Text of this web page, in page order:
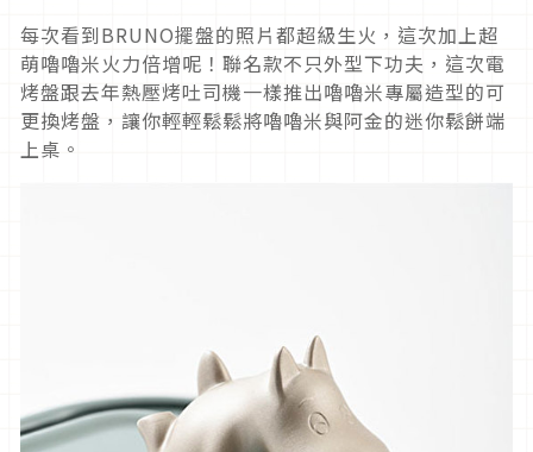
每次看到BRUNO擺盤的照片都超級生火，這次加上超
萌嚕嚕米火力倍增呢！聯名款不只外型下功夫，這次電
烤盤跟去年熱壓烤吐司機一樣推出嚕嚕米專屬造型的可
更換烤盤，讓你輕輕鬆鬆將嚕嚕米與阿金的迷你鬆餅端
上桌。